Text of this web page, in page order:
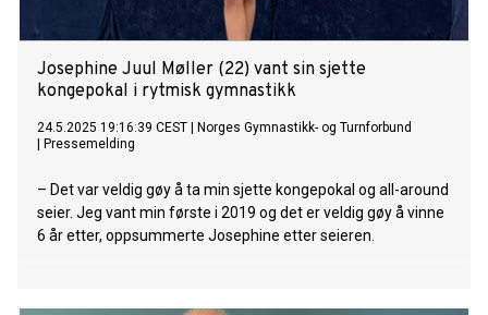
Josephine Juul Møller (22) vant sin sjette
kongepokal i rytmisk gymnastikk
24.5.2025 19:16:39 CEST
Norges Gymnastikk- og Turnforbund
Pressemelding
– Det var veldig gøy å ta min sjette kongepokal og all-around
seier. Jeg vant min første i 2019 og det er veldig gøy å vinne
6 år etter, oppsummerte Josephine etter seieren.